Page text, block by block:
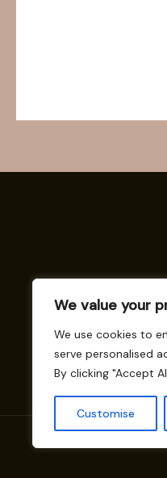
We value your
We use cookies to
serve personalised
By clicking "Accept
Customise